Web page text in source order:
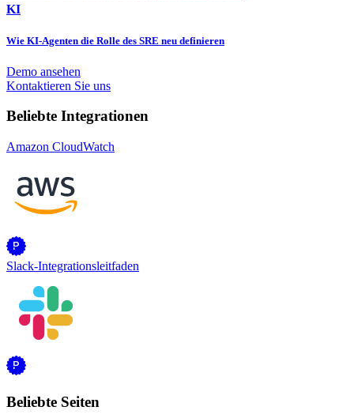
KI
Wie KI-Agenten die Rolle des SRE neu definieren
Demo ansehen
Kontaktieren Sie uns
Beliebte Integrationen
Amazon CloudWatch
Slack-Integrationsleitfaden
Beliebte Seiten